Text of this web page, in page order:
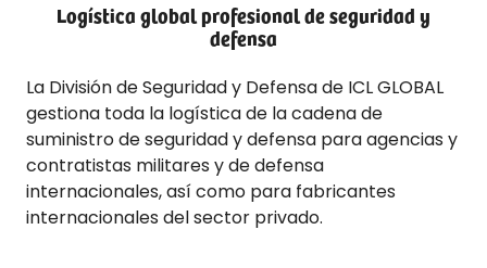
Logística global profesional de seguridad y
defensa
La División de Seguridad y Defensa de ICL GLOBAL
gestiona toda la logística de la cadena de
suministro de seguridad y defensa para agencias y
contratistas militares y de defensa
internacionales, así como para fabricantes
internacionales del sector privado.